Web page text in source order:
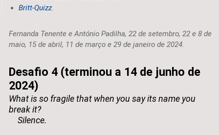
Britt-Quizz.
Fernanda Tenente e António Padilha, 22 de setembro, 22 e 8 de
maio, 15 de abril, 11 de março e 29 de janeiro de 2024.
Desafio 4 (terminou a 14 de junho de
2024)
What is so fragile that when you say its name you
break it?
Silence.